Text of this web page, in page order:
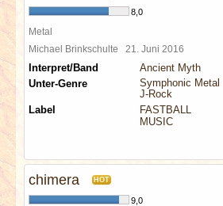
8,0
Metal
Michael Brinkschulte 21. Juni 2016
Interpret/Band
Ancient Myth
Unter-Genre
Symphonic Metal
J-Rock
Label
FASTBALL
MUSIC
chimera HOT
9,0